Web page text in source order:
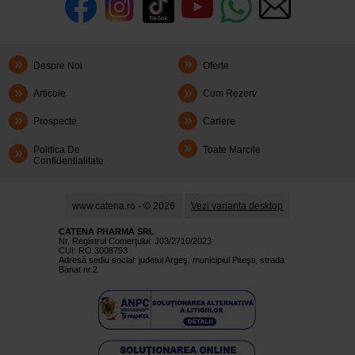
Despre Noi Oferte
Articole Cum Rezerv
Prospecte Cariere
Politica De
Confidentialitate
Toate Marcile
www.catena.ro - © 2026 Vezi varianta desktop
CATENA PHARMA SRL
Nr. Registrul Comerţului: J03/2710/2023
CUI: RO 3008793
Adresă sediu social: judetul Argeş, municipiul Piteşti, strada
Banat nr.2